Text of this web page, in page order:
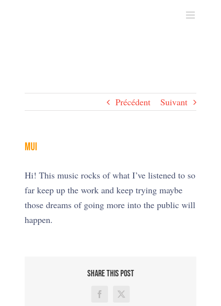
Précédent Suivant
Mui
Hi! This music rocks of what I’ve listened to so
far keep up the work and keep trying maybe
those dreams of going more into the public will
happen.
SHARE THIS POST
Facebook
X